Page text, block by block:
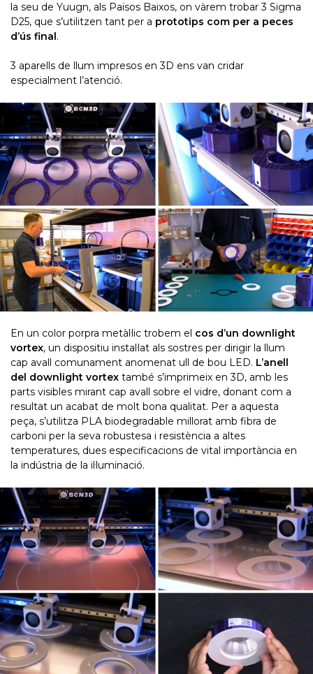
la seu de Yuugn, als Països Baixos, on vàrem trobar 3 Sigma
D25, que s’utilitzen tant per a prototips com per a peces
d’ús final.
3 aparells de llum impresos en 3D ens van cridar
especialment l’atenció.
En un color porpra metàl·lic trobem el cos d’un downlight
vortex, un dispositiu instal·lat als sostres per dirigir la llum
cap avall comunament anomenat ull de bou LED. L’anell
del downlight vortex també s’imprimeix en 3D, amb les
parts visibles mirant cap avall sobre el vidre, donant com a
resultat un acabat de molt bona qualitat. Per a aquesta
peça, s’utilitza PLA biodegradable millorat amb fibra de
carboni per la seva robustesa i resistència a altes
temperatures, dues especificacions de vital importància en
la indústria de la il·luminació.